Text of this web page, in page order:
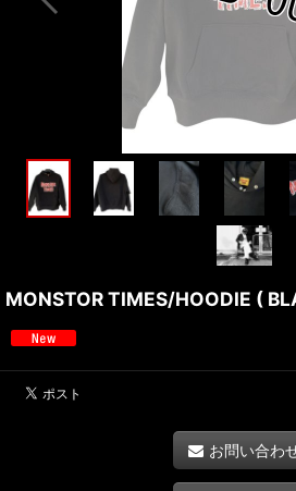
MONSTOR TIMES/HOODIE (
お問い合わ